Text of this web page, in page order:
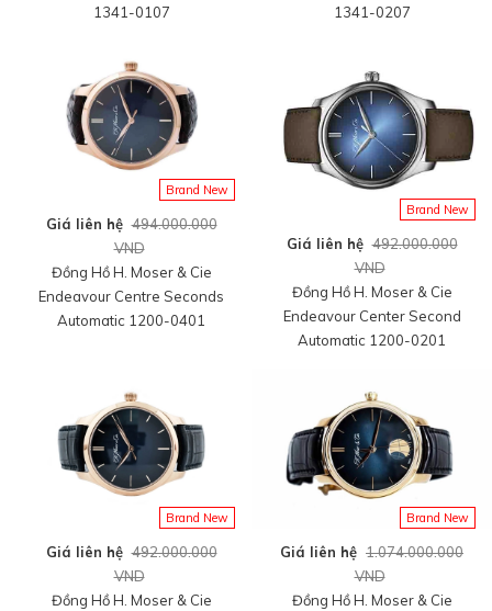
1341-0107
1341-0207
Brand New
Giá liên hệ 494.000.000
VND
Đồng Hồ H. Moser & Cie
Endeavour Centre Seconds
Automatic 1200-0401
Brand New
Giá liên hệ 492.000.000
VND
Đồng Hồ H. Moser & Cie
Endeavour Center Second
Automatic 1200-0201
Brand New
Giá liên hệ 492.000.000
VND
Đồng Hồ H. Moser & Cie
Brand New
Giá liên hệ 1.074.000.000
VND
Đồng Hồ H. Moser & Cie